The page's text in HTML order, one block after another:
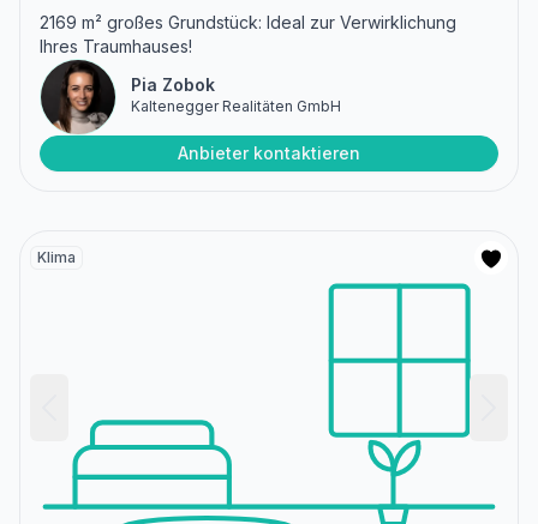
2169 m² großes Grundstück: Ideal zur Verwirklichung
Ihres Traumhauses!
Pia Zobok
Kaltenegger Realitäten GmbH
Anbieter kontaktieren
Klima